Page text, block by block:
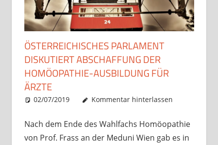
ÖSTERREICHISCHES PARLAMENT
DISKUTIERT ABSCHAFFUNG DER
HOMÖOPATHIE-AUSBILDUNG FÜR
ÄRZTE
02/07/2019 Christian J. Becker
Allgemein
Kommentar hinterlassen
Nach dem Ende des Wahlfachs Homöopathie
von Prof. Frass an der Meduni Wien gab es in